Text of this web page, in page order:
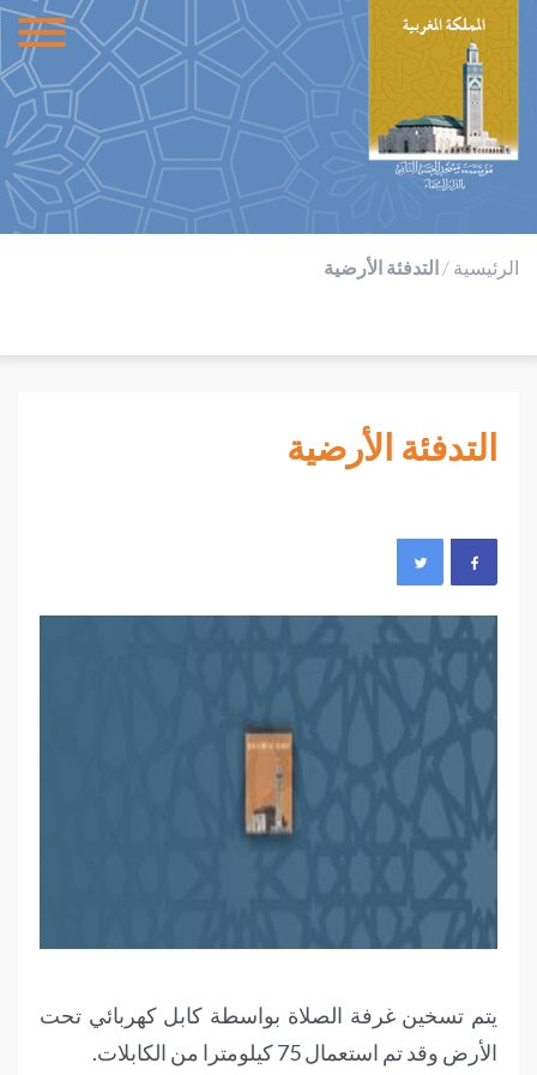
الرئيسية / التدفئة الأرضية
التدفئة الأرضية
يتم تسخين غرفة الصلاة بواسطة كابل كهربائي تحت
الأرض وقد تم استعمال 75 كيلومترا من الكابلات.